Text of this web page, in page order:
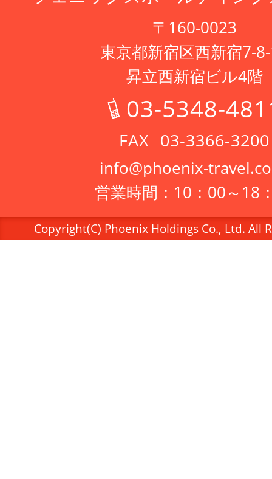
〒160-0023
東京都新宿区西新宿7-
昇立西新宿ビル4階
03-5348-
03-3366-3200
info@phoenix-
営業時間：10：00～18
Copyright(C) Phoenix Holdings Co., Ltd. All